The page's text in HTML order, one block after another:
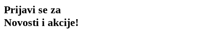
Prijavi se za
Novosti i akcije!